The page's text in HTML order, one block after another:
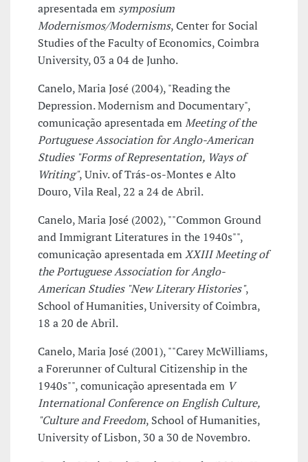
apresentada em symposium
Modernismos/Modernisms, Center for Social
Studies of the Faculty of Economics, Coimbra
University, 03 a 04 de Junho.
Canelo, Maria José (2004), "Reading the
Depression. Modernism and Documentary",
comunicação apresentada emMeeting of the
Portuguese Association for Anglo-American
Studies "Forms of Representation, Ways of
Writing", Univ. of Trás-os-Montes e Alto
Douro, Vila Real, 22 a 24 de Abril.
Canelo, Maria José (2002), ""Common Ground
and Immigrant Literatures in the 1940s"",
comunicação apresentada emXXIII Meeting of
the Portuguese Association for Anglo-
American Studies "New Literary Histories",
School of Humanities, University of Coimbra,
18 a 20 de Abril.
Canelo, Maria José (2001), ""Carey McWilliams,
a Forerunner of Cultural Citizenship in the
1940s"", comunicação apresentada em V
International Conference on English Culture,
"Culture and Freedom, School of Humanities,
University of Lisbon, 30 a 30 de Novembro.